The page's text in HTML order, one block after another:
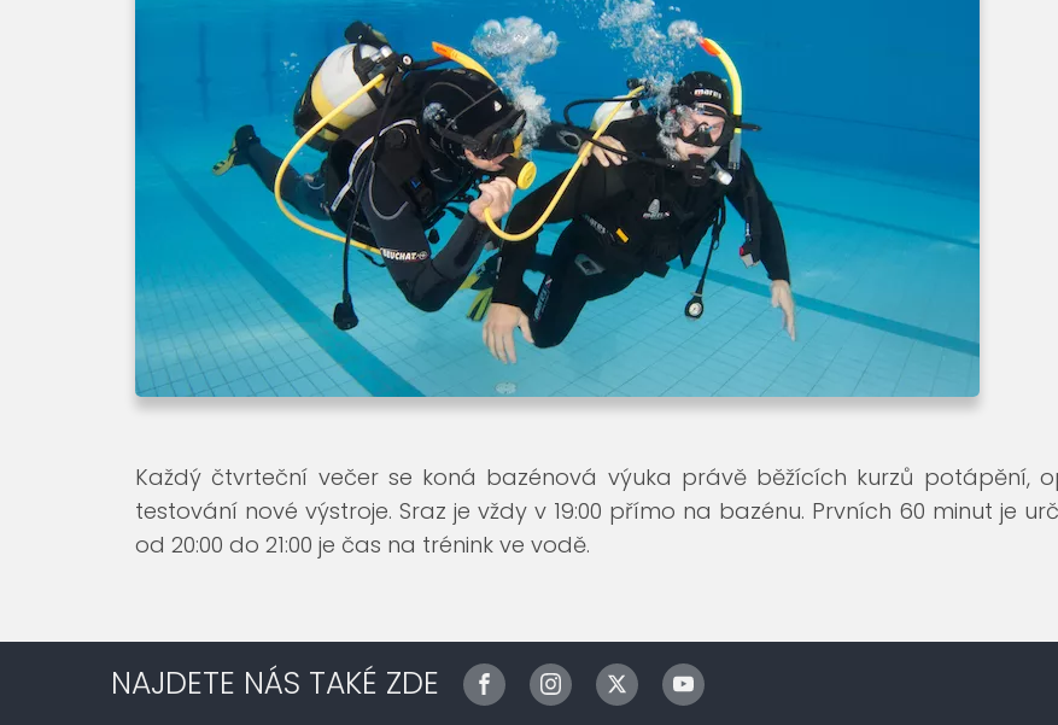
Každý čtvrteční večer se koná bazénová výuka právě běžících kurzů potápění,
testování nové výstroje. Sraz je vždy v 19:00 přímo na bazénu. Prvních 60 minut je
od 20:00 do 21:00 je čas na trénink ve vodě.
NAJDETE NÁS TAKÉ ZDE